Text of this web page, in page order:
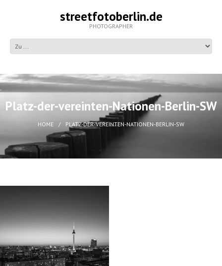
streetfotoberlin.de
PHOTOGRAPHER
Platz-der-vereinten-Nationen-Berlin-SW
HOME PLATZ-DER-VEREINTEN-NATIONEN-BERLIN-SW